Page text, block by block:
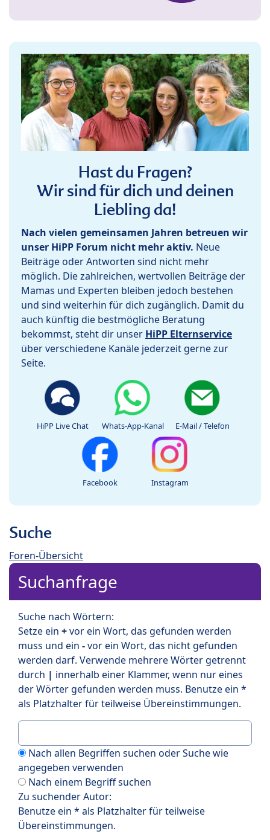
Hast du Fragen?
Wir sind für dich und deinen
Liebling da!
Nach vielen gemeinsamen Jahren betreuen wir
unser HiPP Forum nicht mehr aktiv. Neue
Beiträge oder Antworten sind nicht mehr
möglich. Die zahlreichen, wertvollen Beiträge der
Mamas und Experten bleiben jedoch bestehen
und sind weiterhin für dich zugänglich. Damit du
auch künftig die bestmögliche Beratung
bekommst, steht dir unser HiPP Elternservice
über verschiedene Kanäle jederzeit gerne zur
Seite.
HiPP Live Chat Whats-App-Kanal E-Mail / Telefon
Facebook Instagram
Suche
Foren-Übersicht
Suchanfrage
Suche nach Wörtern:
Setze ein +vor ein Wort, das gefunden werden
muss und ein -vor ein Wort, das nicht gefunden
werden darf. Verwende mehrere Wörter getrennt
durch | innerhalb einer Klammer, wenn nur eines
der Wörter gefunden werden muss. Benutze ein *
als Platzhalter für teilweise Übereinstimmungen.
Nach allen Begriffen suchen oder Suche wie
angegeben verwenden
Nach einem Begriff suchen
Zu suchender Autor:
Benutze ein * als Platzhalter für teilweise
Übereinstimmungen.